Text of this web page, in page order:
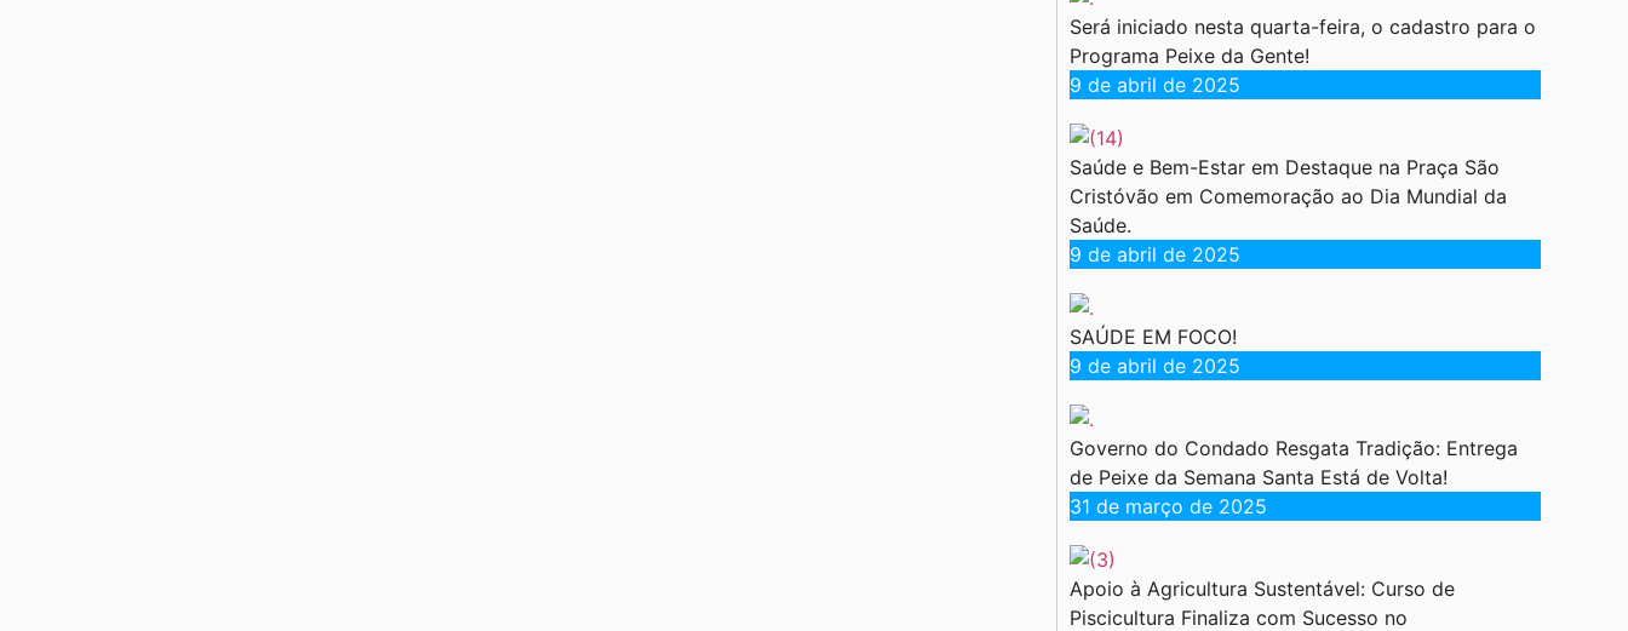
Será iniciado nesta quarta-feira, o cadastro para o
Programa Peixe da Gente!
9 de abril de 2025
Saúde e Bem-Estar em Destaque na Praça São
Cristóvão em Comemoração ao Dia Mundial da
Saúde.
9 de abril de 2025
SAÚDE EM FOCO!
9 de abril de 2025
Governo do Condado Resgata Tradição: Entrega
de Peixe da Semana Santa Está de Volta!
31 de março de 2025
Apoio à Agricultura Sustentável: Curso de
Piscicultura Finaliza com Sucesso no